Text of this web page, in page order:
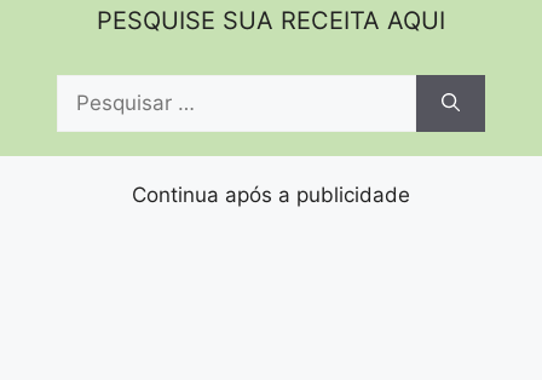
PESQUISE SUA RECEITA AQUI
Pesquisar
Continua após a publicidade